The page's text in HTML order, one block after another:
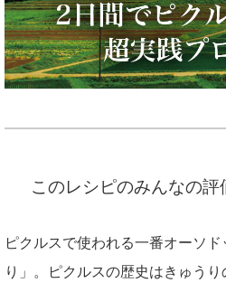
このレシピのみんなの
ピクルスで使われる一番オーソ
り」。ピクルスの歴史はきゅう